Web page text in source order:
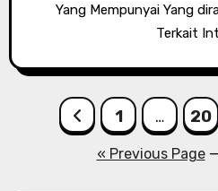
Yang Mempunyai Yang
Terkait
Posts
pagination
1 … 20
« Previous Page—